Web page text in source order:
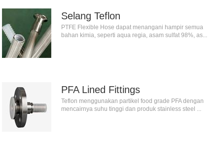
Selang Teflon
PTFE Flexible Hose dapat menangani hampir semua
bahan kimia, seperti aqua regia, asam sulfat 98%, as...
PFA Lined Fittings
Teflon menggunakan partikel food grade PFA dengan
mencairnya suhu tinggi dan produk stainless steel ...